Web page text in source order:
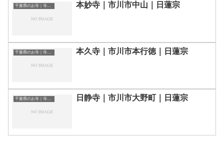
千葉県のお寺｜寺院一覧 本妙寺｜市川市中山｜日蓮宗
千葉県のお寺｜寺院一覧 本久寺｜市川市本行徳｜日蓮宗
千葉県のお寺｜寺院一覧 日静寺｜市川市大野町｜日蓮宗